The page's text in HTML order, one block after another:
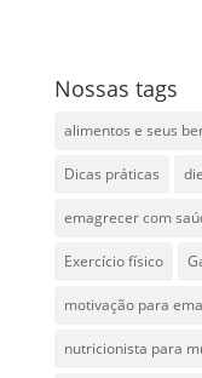
Nossas tags
alimentos e seus
Dicas práticas
emagrecer com
Exercício físico
motivação para
nutricionista para